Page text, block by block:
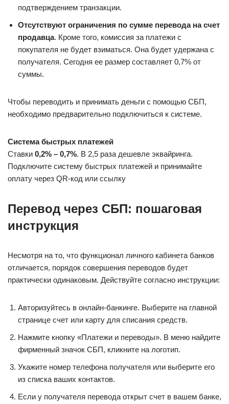
подтверждением транзакции.
Отсутствуют ограничения по сумме перевода на счет
продавца. Кроме того, комиссия за платежи с
покупателя не будет взиматься. Она будет удержана с
получателя. Сегодня ее размер составляет 0,7% от
суммы.
Чтобы переводить и принимать деньги с помощью СБП,
необходимо предварительно подключиться к системе.
Система быстрых платежей
Ставки 0,2% – 0,7%. В 2,5 раза дешевле эквайринга.
Подключите систему быстрых платежей и принимайте
оплату через QR-код или ссылку
Перевод через СБП: пошаговая
инструкция
Несмотря на то, что функционал личного кабинета банков
отличается, порядок совершения переводов будет
практически одинаковым. Действуйте согласно инструкции:
Авторизуйтесь в онлайн-банкинге. Выберите на главной
странице счет или карту для списания средств.
Нажмите кнопку «Платежи и переводы». В меню найдите
фирменный значок СБП, кликните на логотип.
Укажите номер телефона получателя или выберите его
из списка ваших контактов.
Если у получателя перевода открыт счет в вашем банке,